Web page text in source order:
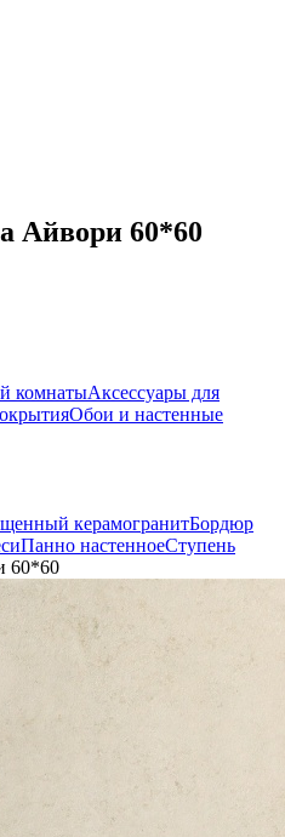
Айвори 60*60
комнатыАксессуары для
Обои и настенные
керамогранитБордюр
Панно настенноеСтупень
60*60